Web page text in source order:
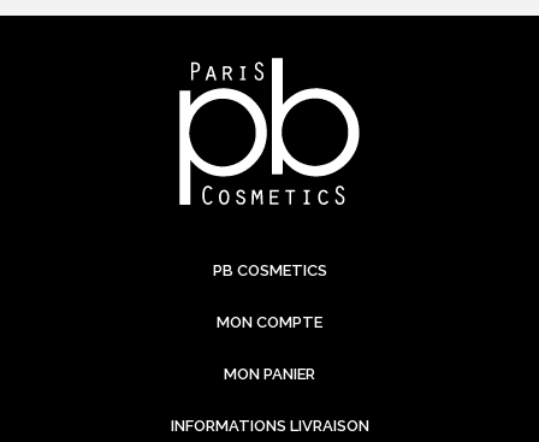
PB COSMETICS
MON COMPTE
MON PANIER
INFORMATIONS LIVRAISON